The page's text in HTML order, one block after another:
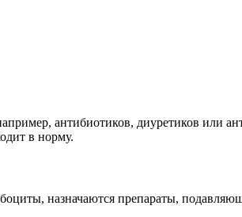
антибиотиков, диуретиков или
в норму.
назначаются препараты,